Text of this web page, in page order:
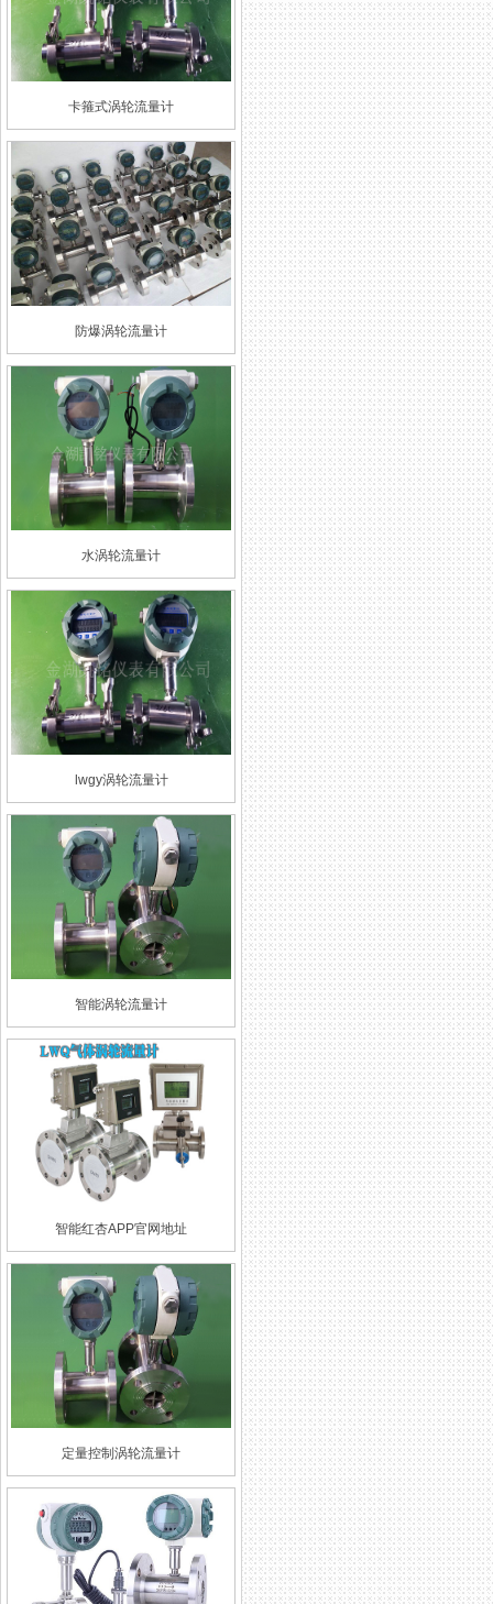
卡箍式涡轮流量计
防爆涡轮流量计
水涡轮流量计
lwgy涡轮流量计
智能涡轮流量计
智能红杏APP官网地址
定量控制涡轮流量计